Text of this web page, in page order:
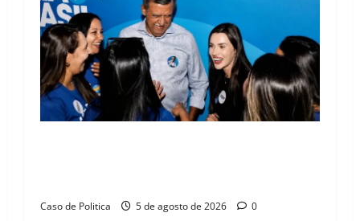
Caso de Politica 5 de agosto de 2026 0